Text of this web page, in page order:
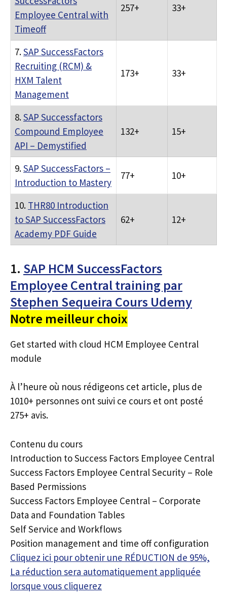
Employee Central with
Timeoff
257+ 33+
7.SAP SuccessFactors
Recruiting (RCM) &
HXM Talent
Management
173+ 33+
8.SAP Successfactors
Compound Employee
API – Demystified
132+ 15+
9.SAP SuccessFactors –
Introduction to Mastery
77+ 10+
10. THR80 Introduction
to SAP SuccessFactors
Academy PDF Guide
62+ 12+
1. SAP HCM SuccessFactors
Employee Central training par
Stephen Sequeira Cours Udemy
Notre meilleur choix
Get started with cloud HCM Employee Central
module
À l’heure où nous rédigeons cet article, plus de
1010+ personnes ont suivi ce cours et ont posté
275+ avis.
Contenu du cours
Introduction to Success Factors Employee Central
Success Factors Employee Central Security – Role
Based Permissions
Success Factors Employee Central – Corporate
Data and Foundation Tables
Self Service and Workflows
Position management and time off configuration
Cliquez ici pour obtenir une RÉDUCTION de 95%,
La réduction sera automatiquement appliquée
lorsque vous cliquerez